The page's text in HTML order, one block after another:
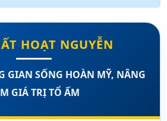
HOẠT NGUYỄN
GIAN SỐNG HOÀN MỸ, NÂNG
GIÁ TRỊ TỔ ẤM